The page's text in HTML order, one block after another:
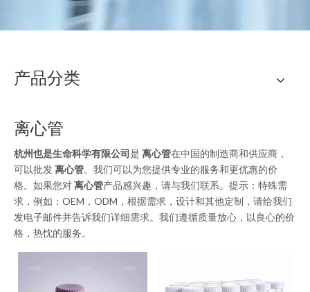
产品分类
离心管
杭州也是生命科学有限公司是 离心管在中国的制造商和供应商，
可以批发离心管。我们可以为您提供专业的服务和更优惠的价
格。如果您对离心管产品感兴趣，请与我们联系。提示：特殊需
求，例如：OEM，ODM，根据需求，设计和其他定制，请给我们
发电子邮件并告诉我们详细需求。我们遵循质量放心，以良心的价
格，热忱的服务。